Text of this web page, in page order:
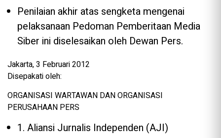
Penilaian akhir atas sengketa mengenai
pelaksanaan Pedoman Pemberitaan Media
Siber ini diselesaikan oleh Dewan Pers.
Jakarta, 3 Februari 2012
Disepakati oleh:
ORGANISASI WARTAWAN DAN ORGANISASI
PERUSAHAAN PERS
1. Aliansi Jurnalis Independen (AJI)